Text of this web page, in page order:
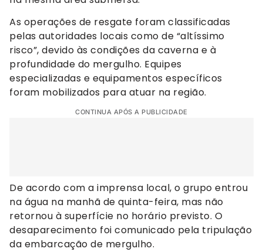
As operações de resgate foram classificadas
pelas autoridades locais como de “altíssimo
risco”, devido às condições da caverna e à
profundidade do mergulho. Equipes
especializadas e equipamentos específicos
foram mobilizados para atuar na região.
CONTINUA APÓS A PUBLICIDADE
De acordo com a imprensa local, o grupo entrou
na água na manhã de quinta-feira, mas não
retornou à superfície no horário previsto. O
desaparecimento foi comunicado pela tripulação
da embarcação de mergulho.